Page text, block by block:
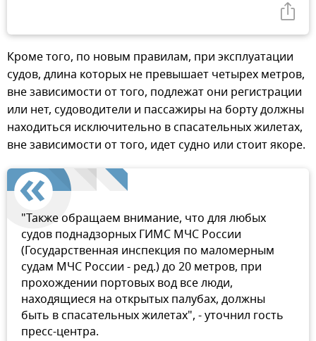
Кроме того, по новым правилам, при эксплуатации
судов, длина которых не превышает четырех метров,
вне зависимости от того, подлежат они регистрации
или нет, судоводители и пассажиры на борту должны
находиться исключительно в спасательных жилетах,
вне зависимости от того, идет судно или стоит якоре.
"Также обращаем внимание, что для любых
судов поднадзорных ГИМС МЧС России
(Государственная инспекция по маломерным
судам МЧС России - ред.) до 20 метров, при
прохождении портовых вод все люди,
находящиеся на открытых палубах, должны
быть в спасательных жилетах", - уточнил гость
пресс-центра.